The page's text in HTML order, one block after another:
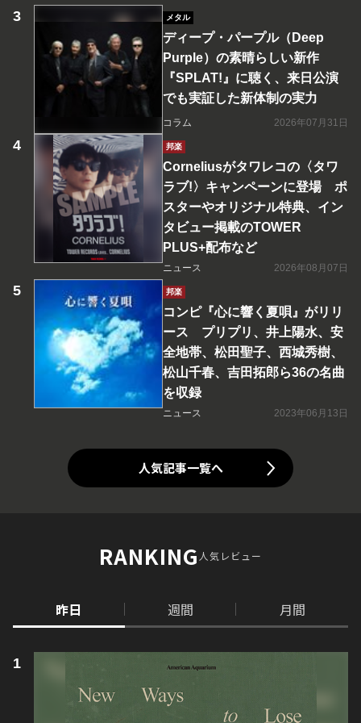
メタル
ディープ・パープル（Deep
Purple）の素晴らしい新作
『SPLAT!』に聴く、来日公演
でも実証した新体制の実力
コラム 2026年07月31日
邦楽
Corneliusがタワレコの〈タワ
ラブ!〉キャンペーンに登場 ポ
スターやオリジナル特典、イン
タビュー掲載のTOWER
PLUS+配布など
ニュース 2026年08月07日
邦楽
コンピ『心に響く夏唄』がリリ
ース プリプリ、井上陽水、安
全地帯、松田聖子、西城秀樹、
松山千春、吉田拓郎ら36の名曲
を収録
ニュース 2023年06月13日
人気記事一覧へ
RANKING人気レビュー
昨日 週間 月間